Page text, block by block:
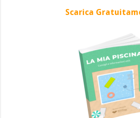
Scarica